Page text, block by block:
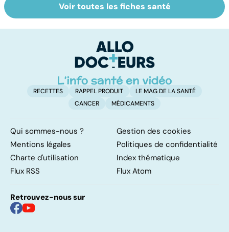
HPV : tout savoir
sur les
Trisomie 21 : du
dépistage à la
Voir toutes les fiches santé
RECETTES RAPPEL PRODUIT
LE MAG DE LA SANTÉ
CANCER
MÉDICAMENTS
Qui sommes-nous ?
Gestion des cookies
Mentions légales
Politiques de confidentialité
Charte d'utilisation
Index thématique
Flux RSS
Flux Atom
Retrouvez-nous sur